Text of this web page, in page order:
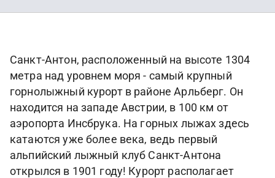
Санкт-Антон, расположенный на высоте 1304
метра над уровнем моря - самый крупный
горнолыжный курорт в районе Арльберг. Он
находится на западе Австрии, в 100 км от
аэропорта Инсбрука. На горных лыжах здесь
катаются уже более века, ведь первый
альпийский лыжный клуб Санкт-Антона
открылся в 1901 году! Курорт располагает